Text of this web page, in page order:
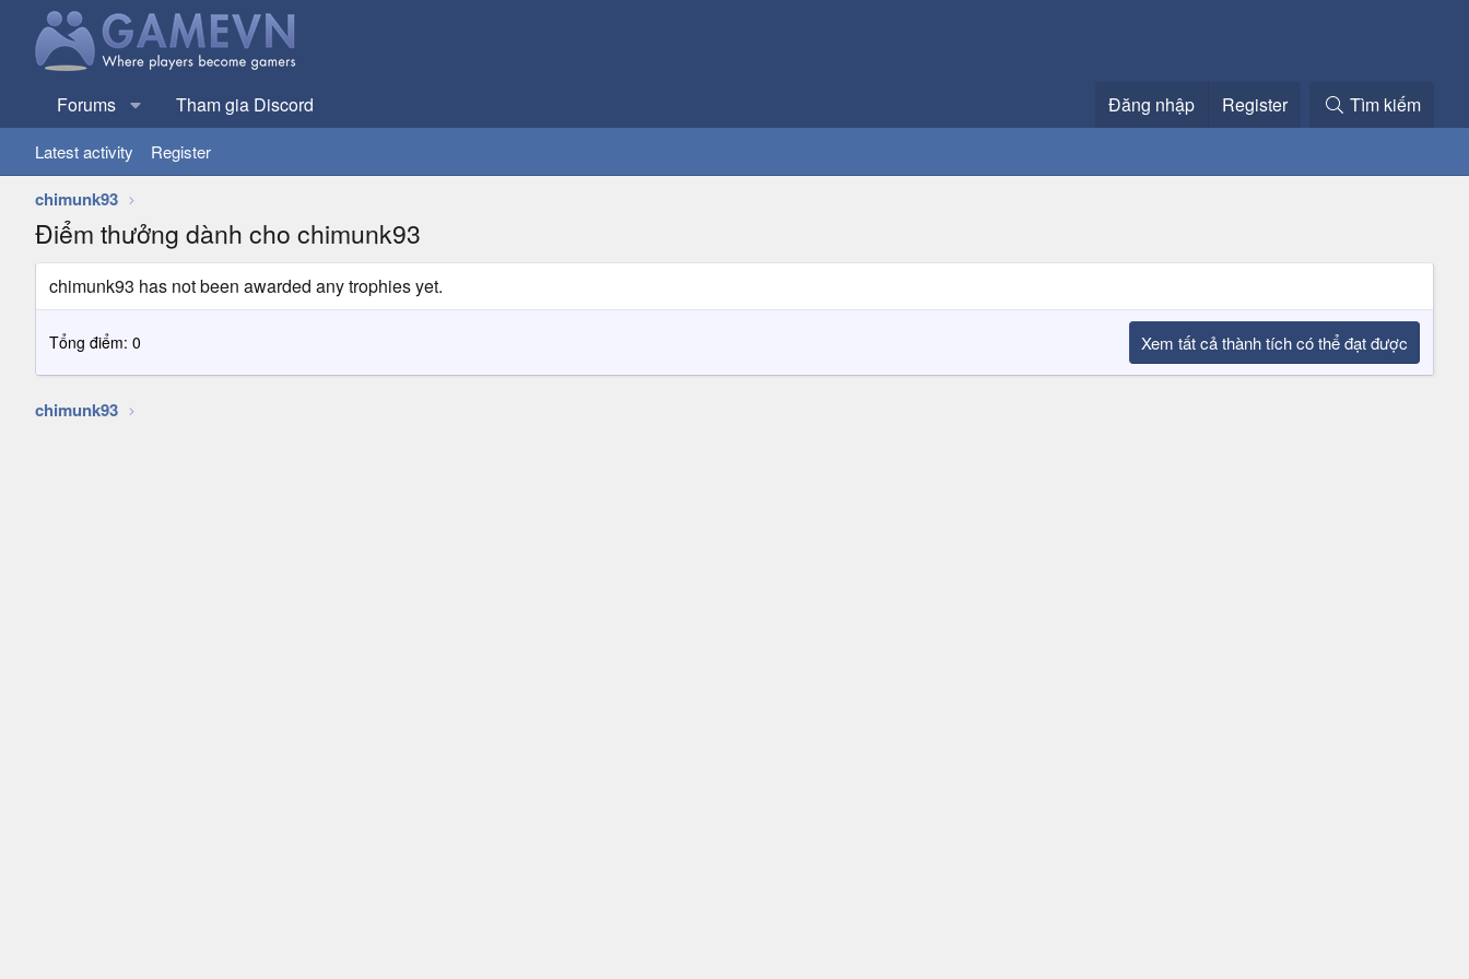
Forums Tham gia Discord Đăng nhập Register Tìm kiếm
Latest activity Register
chimunk93
Điểm thưởng dành cho chimunk93
chimunk93 has not been awarded any trophies yet.
Tổng điểm: 0 Xem tất cả thành tích có thể đạt được
chimunk93